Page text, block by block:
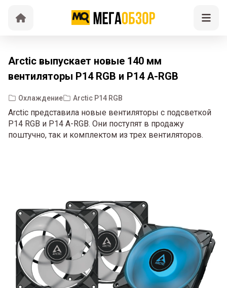
Arctic выпускает новые 140 мм
вентиляторы P14 RGB и P14 A-RGB
Охлаждение Arctic P14 RGB
Arctic представила новые вентиляторы с подсветкой
P14 RGB и P14 A-RGB. Они поступят в продажу
поштучно, так и комплектом из трех вентиляторов.